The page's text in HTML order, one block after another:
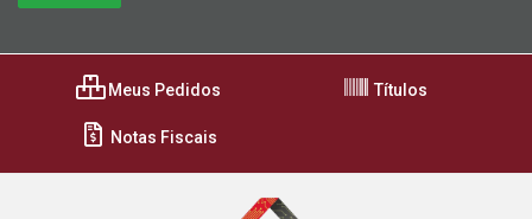
Meus Pedidos Títulos
Notas Fiscais